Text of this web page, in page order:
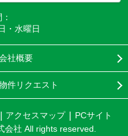
・水曜日
社概要
件リクエスト
アクセスマップ
PCサイト
社 All rights reserved.